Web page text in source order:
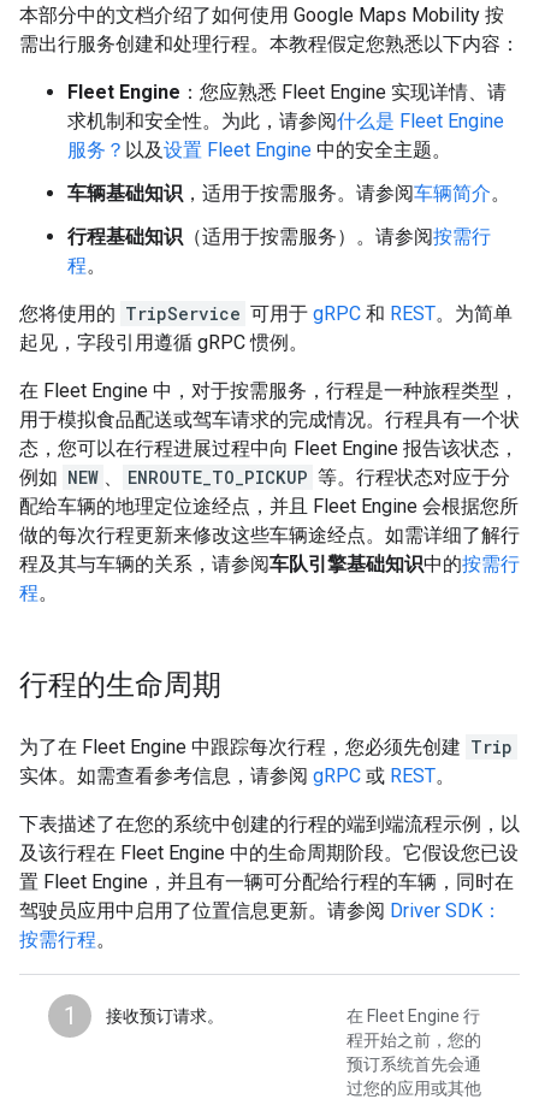
本部分中的文档介绍了如何使用 Google Maps Mobility 按
需出行服务创建和处理行程。本教程假定您熟悉以下内容：
Fleet Engine ：您应熟悉 Fleet Engine 实现详情、请
求机制和安全性。为此，请参阅什么是 Fleet Engine
服务？ 以及设置 Fleet Engine 中的安全主题。
车辆基础知识 ，适用于按需服务。请参阅车辆简介。
行程基础知识 （适用于按需服务）。请参阅按需行
程。
您将使用的 TripService 可用于 gRPC 和 REST。为简单
起见，字段引用遵循 gRPC 惯例。
在 Fleet Engine 中，对于按需服务，行程是一种旅程类型，
用于模拟食品配送或驾车请求的完成情况。行程具有一个状
态，您可以在行程进展过程中向 Fleet Engine 报告该状态，
例如 NEW 、 ENROUTE_TO_PICKUP 等。行程状态对应于分
配给车辆的地理定位途经点，并且 Fleet Engine 会根据您所
做的每次行程更新来修改这些车辆途经点。如需详细了解行
程及其与车辆的关系，请参阅车队引擎基础知识中的按需行
程。
行程的生命周期
为了在 Fleet Engine 中跟踪每次行程，您必须先创建 Trip
实体。如需查看参考信息，请参阅 gRPC 或 REST。
下表描述了在您的系统中创建的行程的端到端流程示例，以
及该行程在 Fleet Engine 中的生命周期阶段。它假设您已设
置 Fleet Engine，并且有一辆可分配给行程的车辆，同时在
驾驶员应用中启用了位置信息更新。请参阅 Driver SDK：
按需行程。
1 接收预订请求。
在 Fleet Engine 行
程开始之前，您的
预订系统首先会通
过您的应用或其他